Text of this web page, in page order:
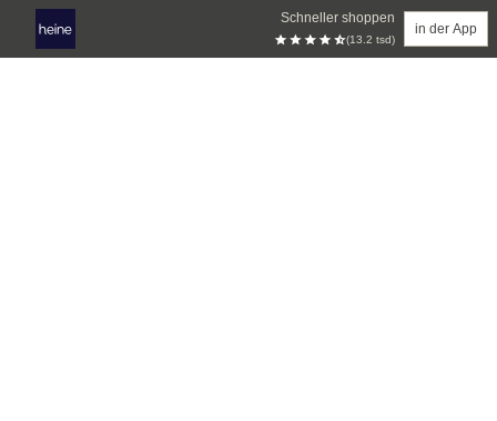
Schneller shoppen
(13.2 tsd)
in der App